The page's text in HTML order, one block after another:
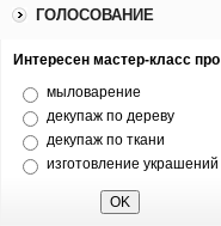
ГОЛОСОВАНИЕ
Интересен мастер-класс про
мыловарение
декупаж по дереву
декупаж по ткани
изготовление украшений